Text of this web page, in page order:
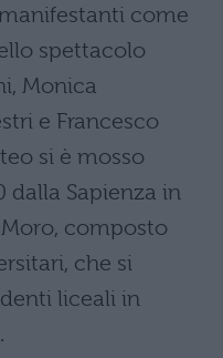
come
spettacolo
Monica
e Francesco
si è mosso
dalla Sapienza in
composto
che si
liceali in